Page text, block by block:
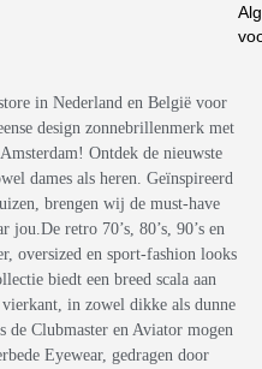
in Nederland en België voor
design zonnebrillenmerk met
Ontdek de nieuwste
dames als heren. Geïnspireerd
brengen wij de must-have
retro 70’s, 80’s, 90’s en
oversized en sport-fashion looks
biedt een breed scala aan
in zowel dikke als dunne
de Clubmaster en Aviator mogen
Eyewear, gedragen door